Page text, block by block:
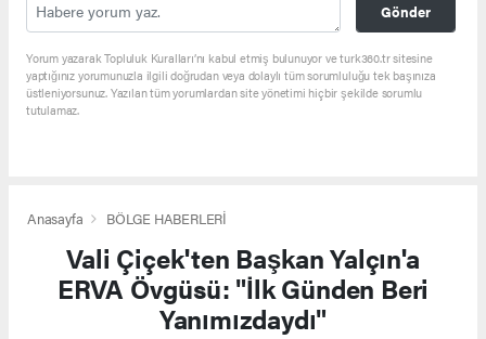
Gönder
Yorum yazarak Topluluk Kuralları’nı kabul etmiş bulunuyor ve turk360.tr sitesine
yaptığınız yorumunuzla ilgili doğrudan veya dolaylı tüm sorumluluğu tek başınıza
üstleniyorsunuz. Yazılan tüm yorumlardan site yönetimi hiçbir şekilde sorumlu
tutulamaz.
Anasayfa BÖLGE HABERLERİ
Vali Çiçek'ten Başkan Yalçın'a
ERVA Övgüsü: "İlk Günden Beri
Yanımızdaydı"